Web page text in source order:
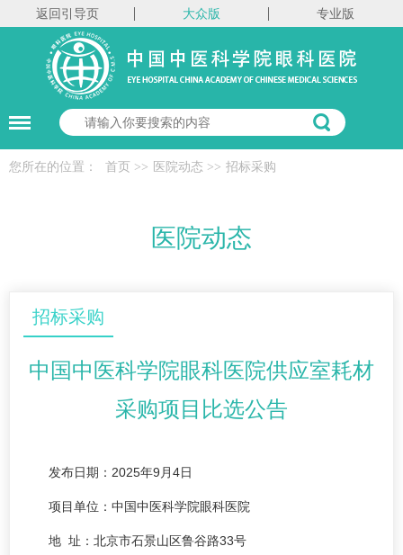
返回引导页 大众版 专业版
您所在的位置： 首页 >> 医院动态 >> 招标采购
医院动态
招标采购
中国中医科学院眼科医院供应室耗材
采购项目比选公告
发布日期：2025年9月4日
项目单位：中国中医科学院眼科医院
地 址：北京市石景山区鲁谷路33号